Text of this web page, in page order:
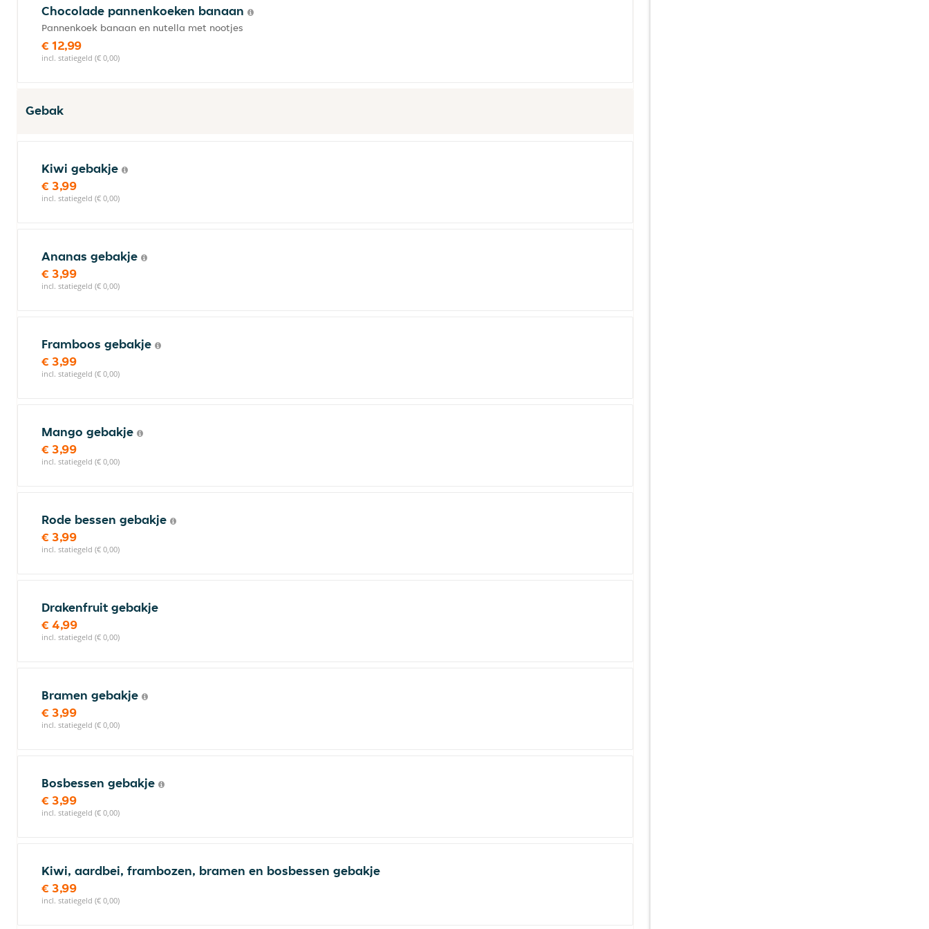
Chocolade pannenkoeken banaan
Pannenkoek banaan en nutella met nootjes
€ 12,99
incl. statiegeld (€ 0,00)
Gebak
Kiwi gebakje
€ 3,99
incl. statiegeld (€ 0,00)
Ananas gebakje
€ 3,99
incl. statiegeld (€ 0,00)
Framboos gebakje
€ 3,99
incl. statiegeld (€ 0,00)
Mango gebakje
€ 3,99
incl. statiegeld (€ 0,00)
Rode bessen gebakje
€ 3,99
incl. statiegeld (€ 0,00)
Drakenfruit gebakje
€ 4,99
incl. statiegeld (€ 0,00)
Bramen gebakje
€ 3,99
incl. statiegeld (€ 0,00)
Bosbessen gebakje
€ 3,99
incl. statiegeld (€ 0,00)
Kiwi, aardbei, frambozen, bramen en bosbessen gebakje
€ 3,99
incl. statiegeld (€ 0,00)